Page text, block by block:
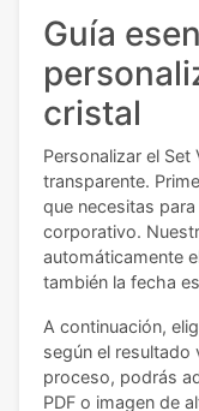
Guía
cristal
Personalizar el
transparente.
que necesitas
corporativo.
automáticamente
también la fecha
A continuación,
según el resultado
proceso, podrás
PDF o imagen de